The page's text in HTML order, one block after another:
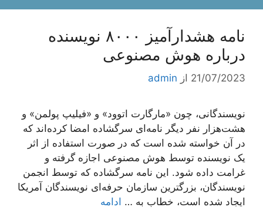
نامه هشدارآمیز ۸۰۰۰ نویسنده
درباره هوش مصنوعی
21/07/2023 از admin
نویسندگانی، چون «مارگارت اتوود» و «فیلیپ پولمن» و
هشت‌هزار نفر دیگر نامه‌ای سرگشاده امضا کرده‌اند که
در آن خواسته شده است که در صورت استفاده از اثر
یک نویسنده توسط هوش مصنوعی اجازه گرفته و
غرامت داده شود. این نامه سرگشاده که توسط انجمن
نویسندگان، بزرگترین سازمان حرفه‌ای نویسندگان آمریکا
ایجاد شده است، خطاب به … ادامه